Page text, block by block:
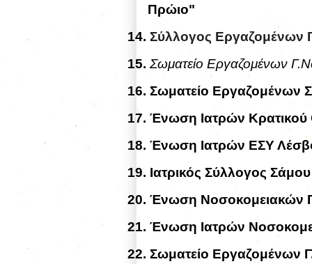
Πρώιο"
14. Σύλλογος Εργαζομένων
15. Σωματείο Εργαζομένων
16. Σωματείο Εργαζομένων
17. Ένωση Ιατρών Κρατικού
18. Ένωση Ιατρών ΕΣΥ
19. Ιατρικός Σύλλογος Σάμου
20. Ένωση Νοσοκομειακών
21. Ένωση Ιατρών
22. Σωματείο Εργαζομένων